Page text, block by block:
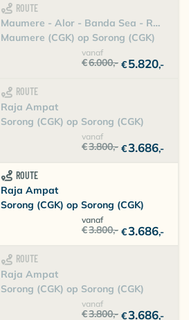
ROUTE
Maumere - Alor - Banda Sea - Raja Ampat
Maumere (CGK) op Sorong (CGK)
vanaf
€5.820,-
€6.000,-
ROUTE
Raja Ampat
Sorong (CGK) op Sorong (CGK)
vanaf
€3.686,-
€3.800,-
ROUTE
Raja Ampat
Sorong (CGK) op Sorong (CGK)
vanaf
€3.686,-
€3.800,-
ROUTE
Raja Ampat
Sorong (CGK) op Sorong (CGK)
vanaf
€3.686,-
€3.800,-